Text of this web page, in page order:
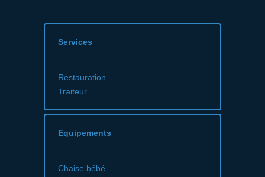
Services
Restauration
Traiteur
Equipements
Chaise bébé